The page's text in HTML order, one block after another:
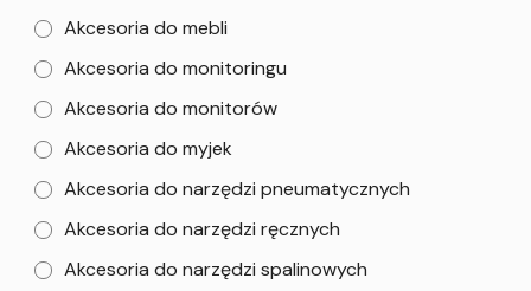
Akcesoria do mebli
Akcesoria do monitoringu
Akcesoria do monitorów
Akcesoria do myjek
Akcesoria do narzędzi pneumatycznych
Akcesoria do narzędzi ręcznych
Akcesoria do narzędzi spalinowych